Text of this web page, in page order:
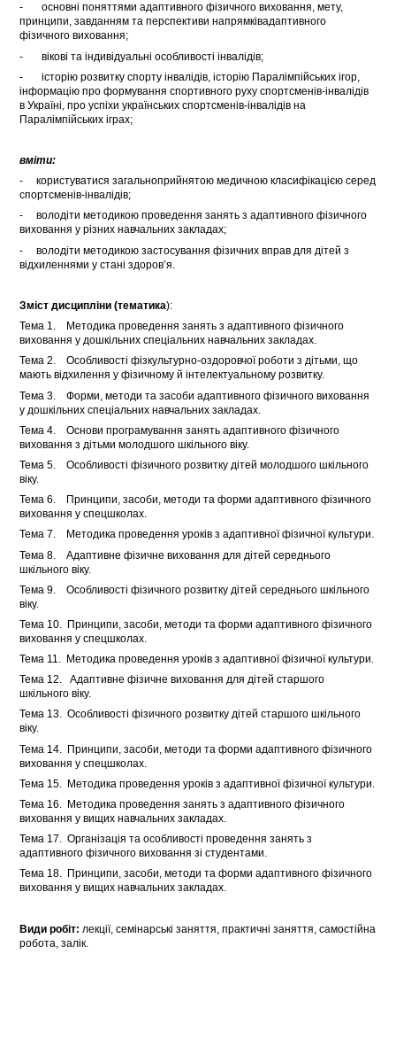
- основні поняттями адаптивного фізичного виховання, мету,
принципи, завданням та перспективи напрямківадаптивного
фізичного виховання;
- вікові та індивідуальні особливості інвалідів;
- історію розвитку спорту інвалідів, історію Паралімпійських ігор,
інформацію про формування спортивного руху спортсменів-інвалідів
в Україні, про успіхи українських спортсменів-інвалідів на
Паралімпійських іграх;
вміти:
- користуватися загальноприйнятою медичною класифікацією серед
спортсменів-інвалідів;
- володіти методикою проведення занять з адаптивного фізичного
виховання у різних навчальних закладах;
- володіти методикою застосування фізичних вправ для дітей з
відхиленнями у стані здоров’я.
Зміст дисципліни (тематика):
Тема 1. Методика проведення занять з адаптивного фізичного
виховання у дошкільних спеціальних навчальних закладах.
Тема 2. Особливості фізкультурно-оздоровчої роботи з дітьми, що
мають відхилення у фізичному й інтелектуальному розвитку.
Тема 3. Форми, методи та засоби адаптивного фізичного виховання
у дошкільних спеціальних навчальних закладах.
Тема 4. Основи програмування занять адаптивного фізичного
виховання з дітьми молодшого шкільного віку.
Тема 5. Особливості фізичного розвитку дітей молодшого шкільного
віку.
Тема 6. Принципи, засоби, методи та форми адаптивного фізичного
виховання у спецшколах.
Тема 7. Методика проведення уроків з адаптивної фізичної культури.
Тема 8. Адаптивне фізичне виховання для дітей середнього
шкільного віку.
Тема 9. Особливості фізичного розвитку дітей середнього шкільного
віку.
Тема 10. Принципи, засоби, методи та форми адаптивного фізичного
виховання у спецшколах.
Тема 11. Методика проведення уроків з адаптивної фізичної культури.
Тема 12. Адаптивне фізичне виховання для дітей старшого
шкільного віку.
Тема 13. Особливості фізичного розвитку дітей старшого шкільного
віку.
Тема 14. Принципи, засоби, методи та форми адаптивного фізичного
виховання у спецшколах.
Тема 15. Методика проведення уроків з адаптивної фізичної культури.
Тема 16. Методика проведення занять з адаптивного фізичного
виховання у вищих навчальних закладах.
Тема 17. Організація та особливості проведення занять з
адаптивного фізичного виховання зі студентами.
Тема 18. Принципи, засоби, методи та форми адаптивного фізичного
виховання у вищих навчальних закладах.
Види робіт: лекції, семінарські заняття, практичні заняття, самостійна
робота, залік.